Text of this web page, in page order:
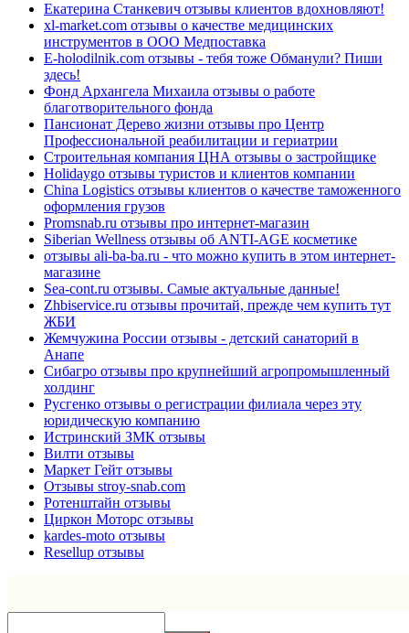
Екатерина Станкевич отзывы клиентов вдохновляют!
xl-market.com отзывы о качестве медицинских
инструментов в ООО Медпоставка
E-holodilnik.com отзывы - тебя тоже Обманули? Пиши
здесь!
Фонд Архангела Михаила отзывы о работе
благотворительного фонда
Пансионат Дерево жизни отзывы про Центр
Профессиональной реабилитации и гериатрии
Строительная компания ЦНА отзывы о застройщике
Holidaygo отзывы туристов и клиентов компании
China Logistics отзывы клиентов о качестве таможенного
оформления грузов
Promsnab.ru отзывы про интернет-магазин
Siberian Wellness отзывы об ANTI-AGE косметике
отзывы ali-ba-ba.ru - что можно купить в этом интернет-
магазине
Sea-cont.ru отзывы. Самые актуальные данные!
Zhbiservice.ru отзывы прочитай, прежде чем купить тут
ЖБИ
Жемчужина России отзывы - детский санаторий в
Анапе
Сибагро отзывы про крупнейший агропромышленный
холдинг
Русгенко отзывы о регистрации филиала через эту
юридическую компанию
Истринский ЗМК отзывы
Вилти отзывы
Маркет Гейт отзывы
Отзывы stroy-snab.com
Ротенштайн отзывы
Циркон Моторс отзывы
kardes-moto отзывы
Resellup отзывы